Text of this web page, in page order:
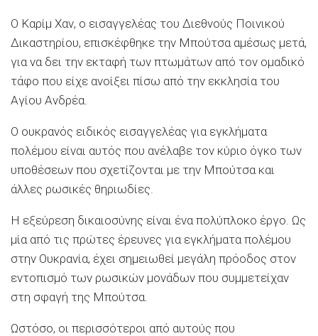
Ο Καρίμ Χαν, ο εισαγγελέας του Διεθνούς Ποινικού
Δικαστηρίου, επισκέφθηκε την Μπούτσα αμέσως μετά,
για να δει την εκταφή των πτωμάτων από τον ομαδικό
τάφο που είχε ανοίξει πίσω από την εκκλησία του
Αγίου Ανδρέα.
Ο ουκρανός ειδικός εισαγγελέας για εγκλήματα
πολέμου είναι αυτός που ανέλαβε τον κύριο όγκο των
υποθέσεων που σχετίζονται με την Μπούτσα και
άλλες ρωσικές θηριωδίες.
Η εξεύρεση δικαιοσύνης είναι ένα πολύπλοκο έργο. Ως
μία από τις πρώτες έρευνες για εγκλήματα πολέμου
στην Ουκρανία, έχει σημειωθεί μεγάλη πρόοδος στον
εντοπισμό των ρωσικών μονάδων που συμμετείχαν
στη σφαγή της Μπούτσα.
Ωστόσο, οι περισσότεροι από αυτούς που